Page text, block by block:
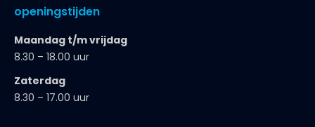
openingstijden
Maandag t/m vrijdag
8.30 – 18.00 uur
Zaterdag
8.30 – 17.00 uur